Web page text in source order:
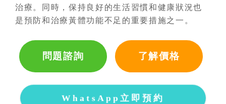
治療。同時，保持良好的生活習慣和健康狀況也
是預防和治療黃體功能不足的重要措施之一。
問題諮詢 了解價格
WhatsApp立即預約